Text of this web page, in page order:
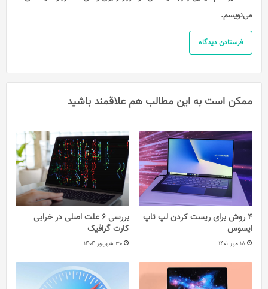
می‌نویسم.
ممکن است به این مطالب هم علاقمند باشید
4 روش برای ریست کردن لپ تاپ
ایسوس
18 مهر 1401
بررسی 6 علت اصلی در خرابی
کارت گرافیک
30 شهریور 1404